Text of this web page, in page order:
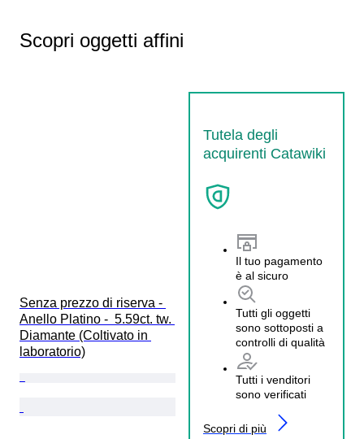
Scopri oggetti affini
Tutela degli
acquirenti Catawiki
Il tuo pagamento
è al sicuro
Tutti gli oggetti
sono sottoposti a
controlli di qualità
Tutti i venditori
sono verificati
Scopri di più
Senza prezzo di riserva -
Anello Platino -  5.59ct. tw.
Diamante (Coltivato in
laboratorio)